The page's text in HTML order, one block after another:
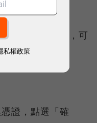
，集滿點數後，可
證，點選「確
私權政策